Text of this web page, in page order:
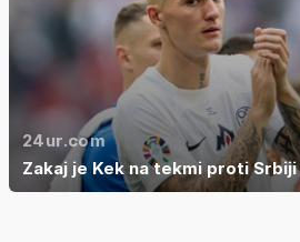
24ur.com
Zakaj je Kek na tekmi proti